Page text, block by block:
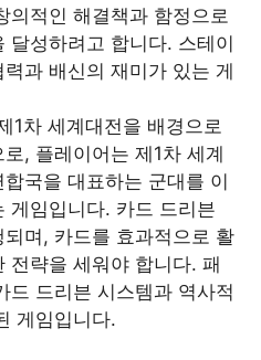
의적인 해결책과 함정으로
달성하려고 합니다. 스테이
과 배신의 재미가 있는 게
1차 세계대전을 배경으로
, 플레이어는 제1차 세계
국을 대표하는 군대를 이
게임입니다. 카드 드리븐
며, 카드를 효과적으로 활
전략을 세워야 합니다. 패
드 드리븐 시스템과 역사적
게임입니다.